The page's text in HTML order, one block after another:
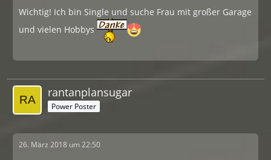
Wichtig! Ich bin Single und suche Frau mit großer Garage
und vielen Hobbys
rantanplansugar
Power Poster
26. März 2018 um 22:50